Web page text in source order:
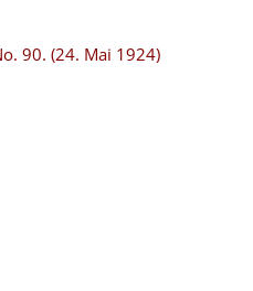
90. (24. Mai 1924)